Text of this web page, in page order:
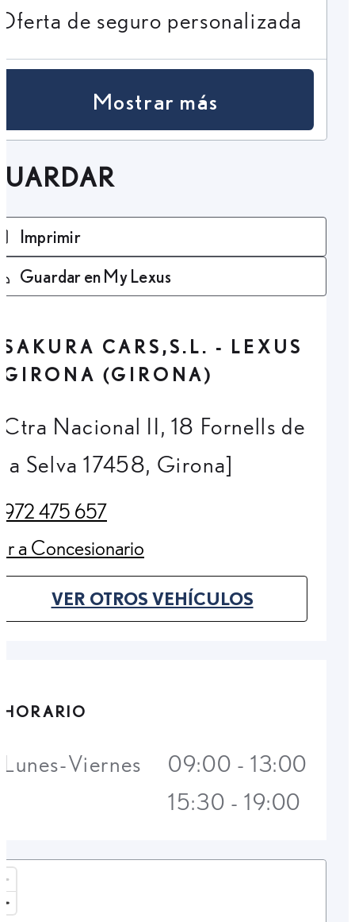
de seguro personalizada
Mostrar más
Imprimir
Guardar en My Lexus
SAKURA CARS,S.L. - LEXUS
GIRONA (GIRONA)
Ctra Nacional II, 18 Fornells de
la Selva 17458, Girona]
972 475 657
(Opens in new tab)
Ir a Concesionario
(Opens in new tab)
VER OTROS VEHÍCULOS
(OPENS IN NEW TAB)
HORARIO
Lunes-Viernes
09:00 - 13:00
15:30 - 19:00